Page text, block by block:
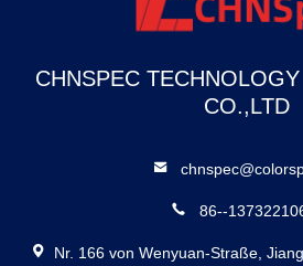
CHNSPEC TECHNOLOGY
CO.,LTD
86--
Nr. 166 von Wenyuan-Straße,